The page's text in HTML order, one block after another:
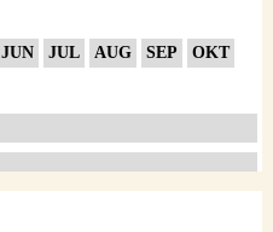
JUN JUL AUG SEP
OKT